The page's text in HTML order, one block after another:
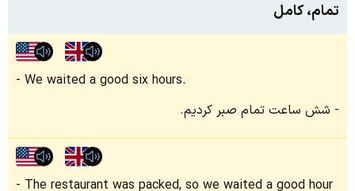
تمام، کامل
We waited a good six hours.
شش ساعت تمام صبر کردیم.
The restaurant was packed, so we waited a good hour